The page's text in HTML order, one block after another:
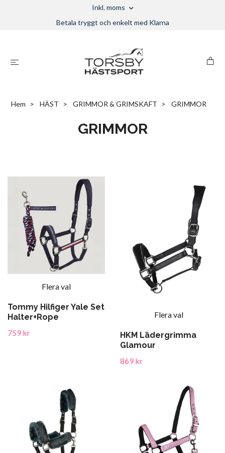
Inkl. moms
Betala tryggt och enkelt med Klarna
Hem HÄST GRIMMOR & GRIMSKAFT GRIMMOR
GRIMMOR
Flera val
Tommy Hilfiger Yale Set
Halter+Rope
759 kr
Flera val
HKM Lädergrimma
Glamour
869 kr